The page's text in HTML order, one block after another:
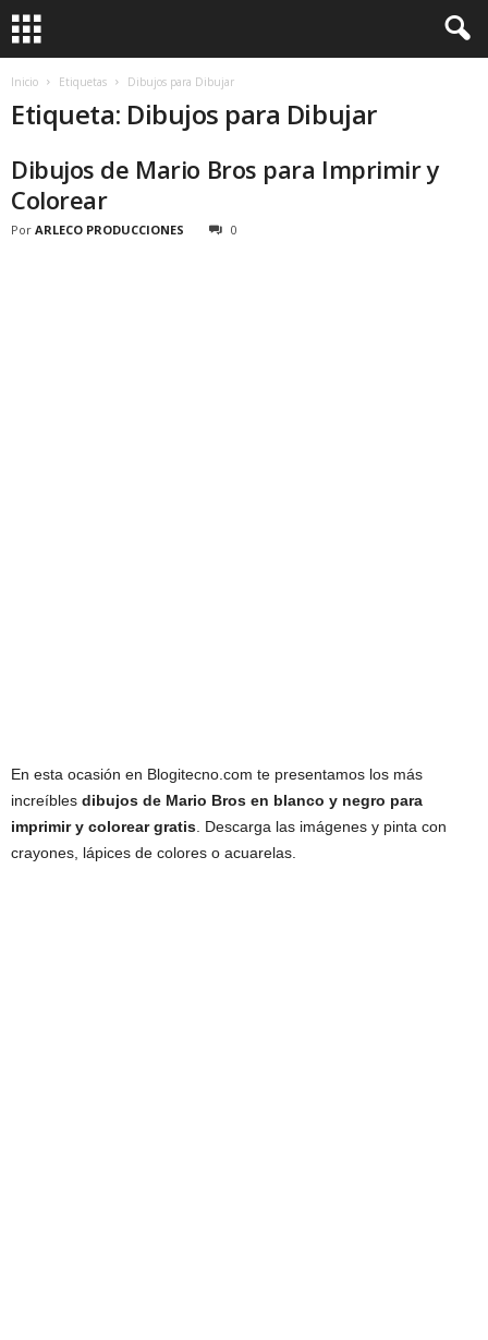
Inicio Etiquetas Dibujos para Dibujar
Etiqueta: Dibujos para Dibujar
Dibujos de Mario Bros para Imprimir y
Colorear
Por ARLECO PRODUCCIONES 0
En esta ocasión en Blogitecno.com te presentamos los más
increíbles dibujos de Mario Bros en blanco y negro para
imprimir y colorear gratis . Descarga las imágenes y pinta con
crayones, lápices de colores o acuarelas.